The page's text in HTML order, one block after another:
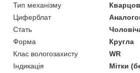
Тип механізму
Циферблат
Стать
Форма
Кругла
Клас вологозахисту
WR
Індикація
Мітки